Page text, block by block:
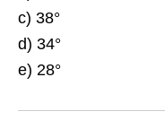
c) 38°
d) 34°
e) 28°